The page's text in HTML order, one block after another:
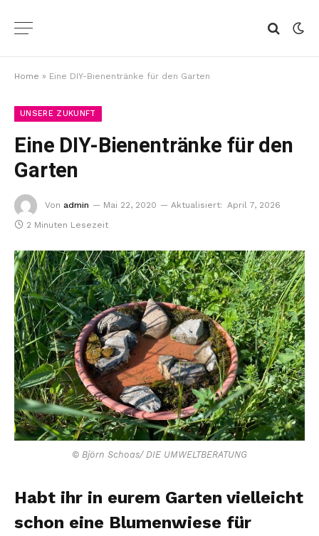
Home » Eine DIY-Bienentränke für den Garten
UNSERE ZUKUNFT
Eine DIY-Bienentränke für den
Garten
Von admin Mai 22, 2020 Aktualisiert: April 7, 2026
2 Minuten Lesezeit
© Björn Schoas/ DIE UMWELTBERATUNG
Habt ihr in eurem Garten vielleicht
schon eine Blumenwiese für